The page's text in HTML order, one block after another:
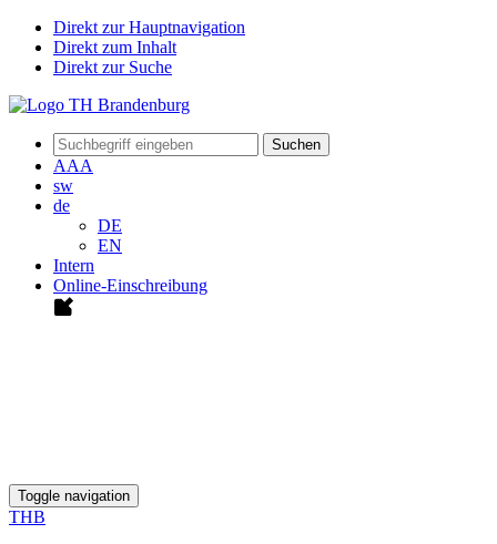
Direkt zur Hauptnavigation
Direkt zum Inhalt
Direkt zur Suche
Suchen
AAA
sw
de
DE
EN
Intern
Online-Einschreibung
Toggle navigation
THB